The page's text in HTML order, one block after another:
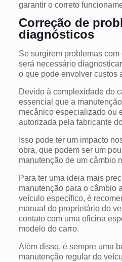
garantir o correto
Correção de
diagnósticos
Se surgirem problemas
será necessário
o que pode envolver custos
Devido à complexidade do
essencial que a
mecânico especializado ou
autorizada pela fabricante
Isso pode ter um impacto
obra, que podem ser um
manutenção de um câmbio
Para ter uma ideia mais
manutenção para o câmbio
veículo específico, é
manual do proprietário do
contato com uma oficina
modelo do carro.
Além disso, é sempre uma
manutenção regular do